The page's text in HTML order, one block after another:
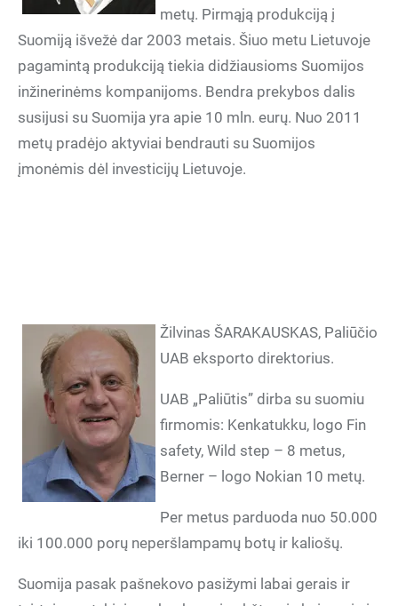
metų. Pirmąją produkciją į
Suomiją išvežė dar 2003 metais. Šiuo metu Lietuvoje
pagamintą produkciją tiekia didžiausioms Suomijos
inžinerinėms kompanijoms. Bendra prekybos dalis
susijusi su Suomija yra apie 10 mln. eurų. Nuo 2011
metų pradėjo aktyviai bendrauti su Suomijos
įmonėmis dėl investicijų Lietuvoje.
Žilvinas ŠARAKAUSKAS, Paliūčio
UAB eksporto direktorius.
UAB „Paliūtis” dirba su suomiu
firmomis: Kenkatukku, logo Fin
safety, Wild step – 8 metus,
Berner – logo Nokian 10 metų.
Per metus parduoda nuo 50.000
iki 100.000 porų neperšlampamų botų ir kaliošų.
Suomija pasak pašnekovo pasižymi labai gerais ir